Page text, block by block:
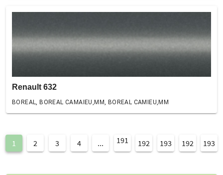
Renault 632
BOREAL, BOREAL CAMAIEU,MM, BOREAL CAMIEU,MM
1 2 3 4 ... 191 192 193 192 193